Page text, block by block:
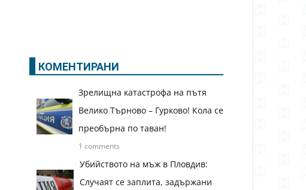
КОМЕНТИРАНИ
Зрелищна катастрофа на пътя
Велико Търново – Гурково! Кола се
преобърна по таван!
1 comments
Убийството на мъж в Пловдив:
Случаят се заплита, задържани